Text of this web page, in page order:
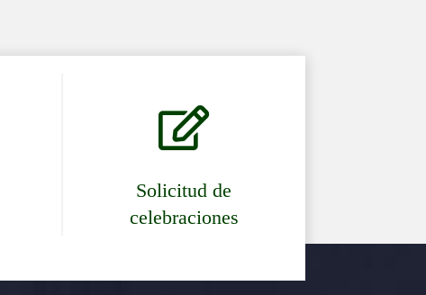

Solicitud de
celebraciones